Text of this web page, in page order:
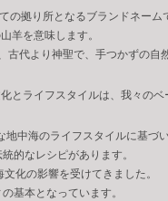
の拠り所となるブランドネーム
羊を意味します。
代より神聖で、手つかずの自
とライフスタイルは、我々の
中海のライフスタイルに基づ
的なレシピがあります。
化の影響を受けてきました。
基本となっています。